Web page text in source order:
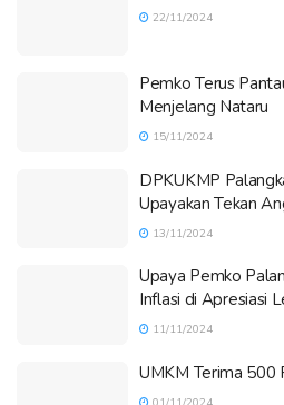
22/11/2024
Pemko Terus
Menjelang Nataru
15/11/2024
DPKUKMP
Upayakan Tekan
13/11/2024
Upaya Pemko
Inflasi di Apresiasi
11/11/2024
UMKM Terima 500